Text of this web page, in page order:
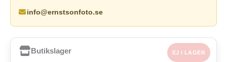
info@ernstsonfoto.se
Butikslager EJ I LAGER